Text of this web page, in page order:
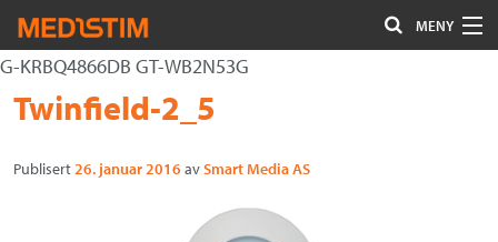
G-KRBQ4866DB GT-WB2N53G
MENY
Hjerte-Kar
Nevrokirurgi
Uro/Gyn
Gå
innholdet
Forstørre
Twinfield-2_5
Publisert26. januar 2016 avSmart Media AS